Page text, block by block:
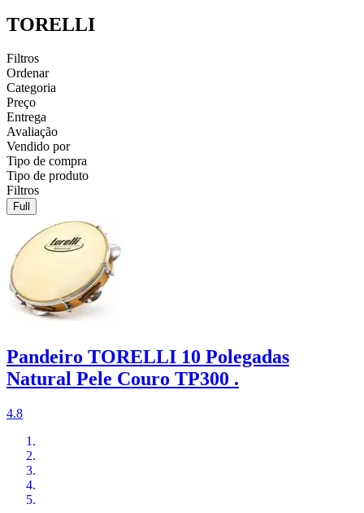
TORELLI
Filtros
Ordenar
Categoria
Preço
Entrega
Avaliação
Vendido por
Tipo de compra
Tipo de produto
Filtros
Full
Pandeiro TORELLI 10 Polegadas
Natural Pele Couro TP300 .
4.8